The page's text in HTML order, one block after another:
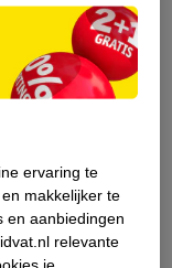
ervaring te
makkelijker te
en aanbiedingen
relevante
je